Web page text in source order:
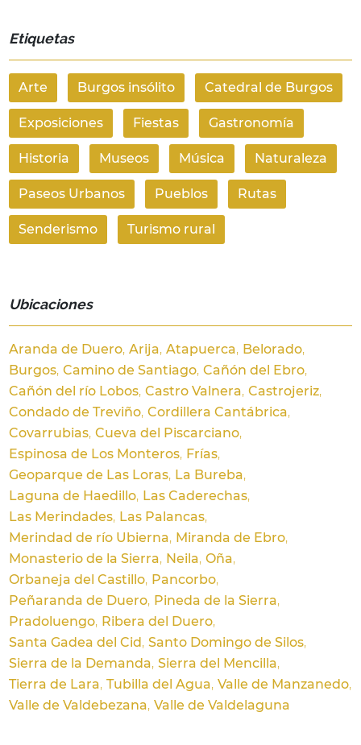
Etiquetas
Arte Burgos insólito Catedral de Burgos
Exposiciones Fiestas Gastronomía
Historia Museos Música Naturaleza
Paseos Urbanos Pueblos Rutas
Senderismo Turismo rural
Ubicaciones
Aranda de Duero Arija Atapuerca
Belorado
Burgos Camino de Santiago Cañón del Ebro
Cañón del río Lobos Castro Valnera Castrojeriz
Condado de Treviño Cordillera Cantábrica
Covarrubias Cueva del Piscarciano
Espinosa de Los Monteros Frías
Geoparque de Las Loras La Bureba
Laguna de Haedillo Las Caderechas
Las Merindades Las Palancas
Merindad de río Ubierna
Miranda de Ebro
Monasterio de la Sierra
Neila Oña
Orbaneja del Castillo Pancorbo
Peñaranda de Duero Pineda de la Sierra
Pradoluengo Ribera del Duero
Santa Gadea del Cid Santo Domingo de Silos
Sierra de la Demanda Sierra del Mencilla
Tierra de Lara Tubilla del Agua Valle de Manzanedo
Valle de Valdebezana Valle de Valdelaguna